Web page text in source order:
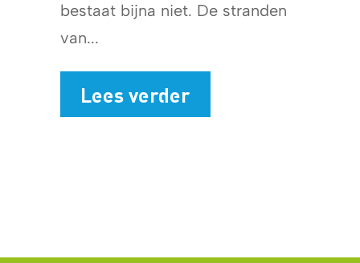
bestaat bijna niet. De stranden
van...
Lees verder